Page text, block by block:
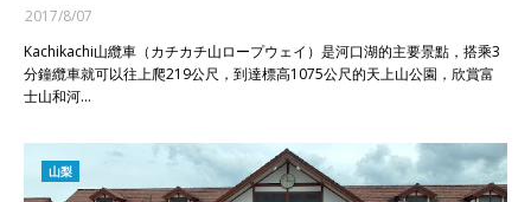
2017/8/07
Kachikachi山纜車（カチカチ山ロープウェイ）是河口湖的主要景點，搭乘3
分鐘纜車就可以往上爬219公尺，到達標高1075公尺的天上山公園，欣賞富
士山和河…
山梨